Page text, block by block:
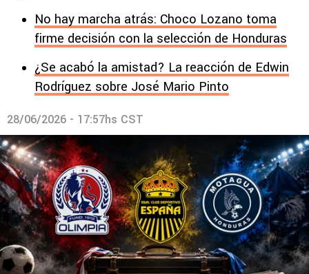
No hay marcha atrás: Choco Lozano toma
firme decisión con la selección de Honduras
¿Se acabó la amistad? La reacción de Edwin
Rodríguez sobre José Mario Pinto
28/06/2026 - 17:57hs CST